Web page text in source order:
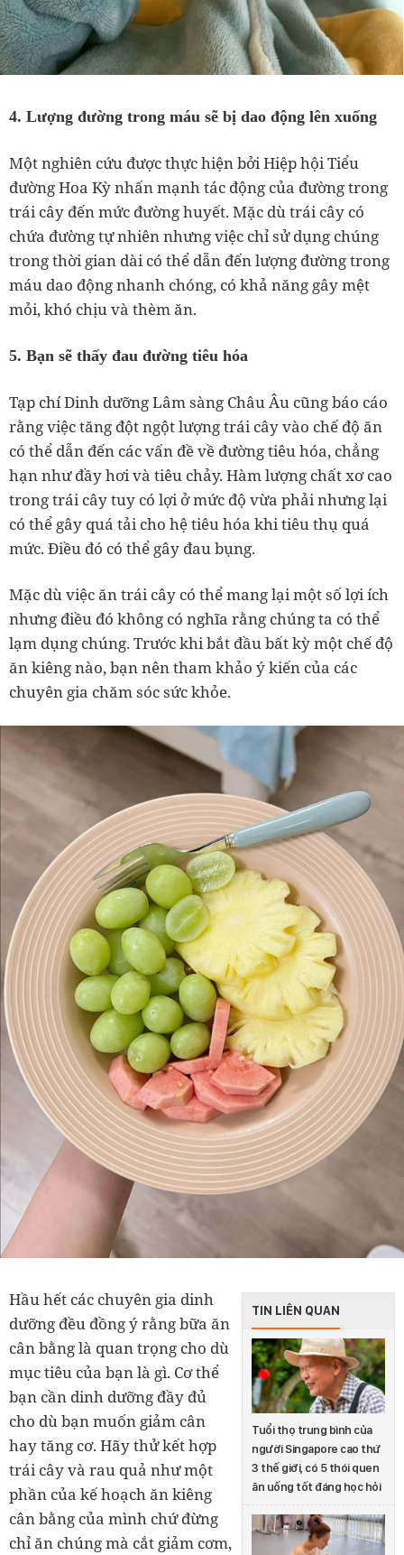
4. Lượng đường trong máu sẽ bị dao động lên xuống
Một nghiên cứu được thực hiện bởi Hiệp hội Tiểu
đường Hoa Kỳ nhấn mạnh tác động của đường trong
trái cây đến mức đường huyết. Mặc dù trái cây có
chứa đường tự nhiên nhưng việc chỉ sử dụng chúng
trong thời gian dài có thể dẫn đến lượng đường trong
máu dao động nhanh chóng, có khả năng gây mệt
mỏi, khó chịu và thèm ăn.
5. Bạn sẽ thấy đau đường tiêu hóa
Tạp chí Dinh dưỡng Lâm sàng Châu Âu cũng báo cáo
rằng việc tăng đột ngột lượng trái cây vào chế độ ăn
có thể dẫn đến các vấn đề về đường tiêu hóa, chẳng
hạn như đầy hơi và tiêu chảy. Hàm lượng chất xơ cao
trong trái cây tuy có lợi ở mức độ vừa phải nhưng lại
có thể gây quá tải cho hệ tiêu hóa khi tiêu thụ quá
mức. Điều đó có thể gây đau bụng.
Mặc dù việc ăn trái cây có thể mang lại một số lợi ích
nhưng điều đó không có nghĩa rằng chúng ta có thể
lạm dụng chúng. Trước khi bắt đầu bất kỳ một chế độ
ăn kiêng nào, bạn nên tham khảo ý kiến của các
chuyên gia chăm sóc sức khỏe.
TIN LIÊN QUAN
Tuổi thọ trung bình của
người Singapore cao thứ
3 thế giới, có 5 thói quen
ăn uống tốt đáng học hỏi
Hầu hết các chuyên gia dinh
dưỡng đều đồng ý rằng bữa ăn
cân bằng là quan trọng cho dù
mục tiêu của bạn là gì. Cơ thể
bạn cần dinh dưỡng đầy đủ
cho dù bạn muốn giảm cân
hay tăng cơ. Hãy thử kết hợp
trái cây và rau quả như một
phần của kế hoạch ăn kiêng
cân bằng của mình chứ đừng
chỉ ăn chúng mà cắt giảm cơm,